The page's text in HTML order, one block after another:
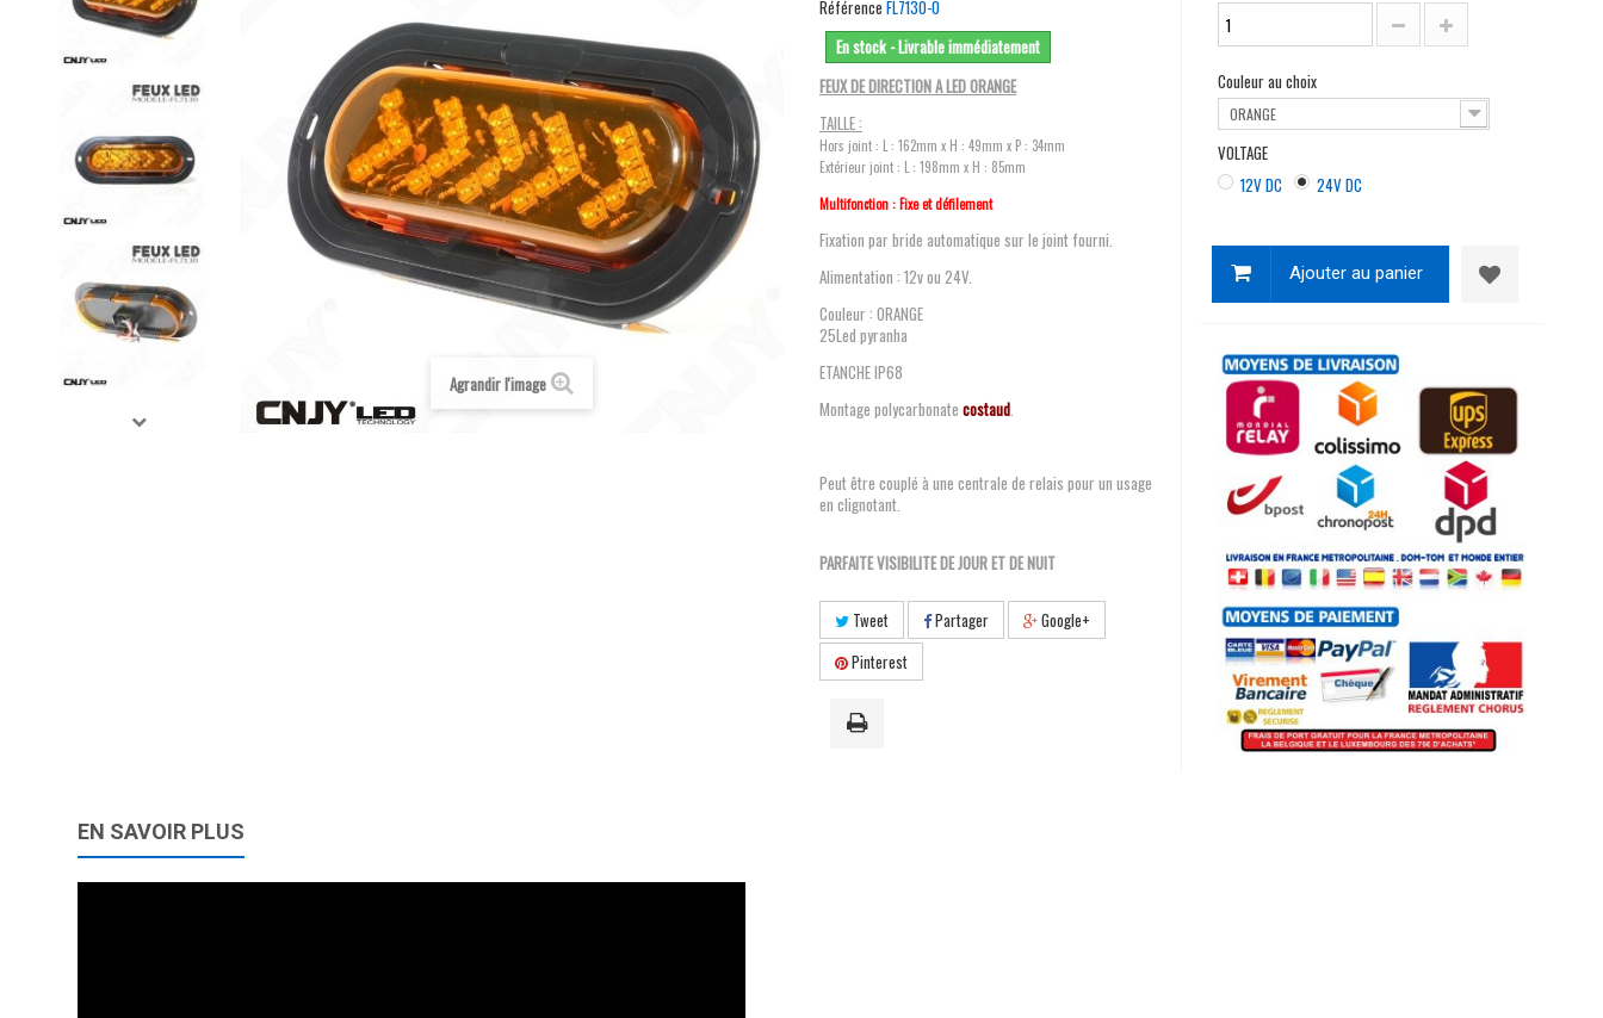
Agrandir l'image
Référence FL7130-O
En stock - Livrable immédiatement
FEUX DE DIRECTION A LED ORANGE
TAILLE :
Hors joint : L : 162mm x H : 49mm x P : 34mm
Extérieur joint : L : 198mm x H : 85mm
Multifonction : Fixe et défilement
Fixation par bride automatique sur le joint fourni.
Alimentation : 12v ou 24V.
Couleur : ORANGE
25Led pyranha
ETANCHE IP68
Montage polycarbonate costaud.
Peut être couplé à une centrale de relais pour un usage
en clignotant.
PARFAITE VISIBILITE DE JOUR ET DE NUIT
Tweet Partager
Google+
Pinterest
Couleur au choix
ORANGE
VOLTAGE
12V DC
24V DC
Ajouter au panier
EN SAVOIR PLUS